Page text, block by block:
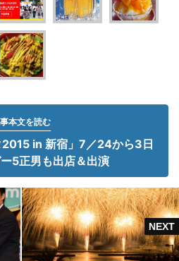
本文を読む
2015 in 新宿」7／24から3日
5正男も出店＆出演